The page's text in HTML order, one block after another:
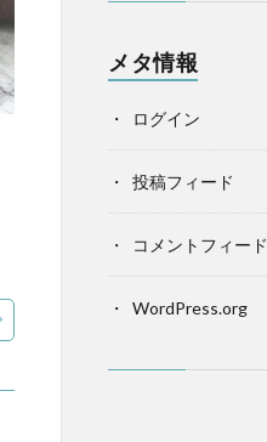
メタ情報
ログイン
投稿フィード
コメントフィード
WordPress.org